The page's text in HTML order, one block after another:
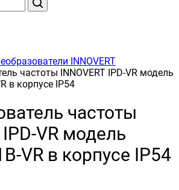
INNOVERT
частоты INNOVERT IРD-VR модель
в корпусе IP54
частоты
IРD-VR модель
VR в корпусе IP54